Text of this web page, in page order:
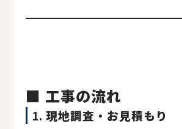
■ 工事の流れ
1.現地調査・お見積もり